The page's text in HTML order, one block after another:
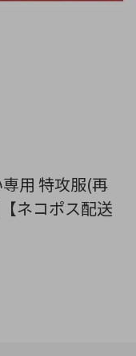
用 特攻服(再
ネコポス配送